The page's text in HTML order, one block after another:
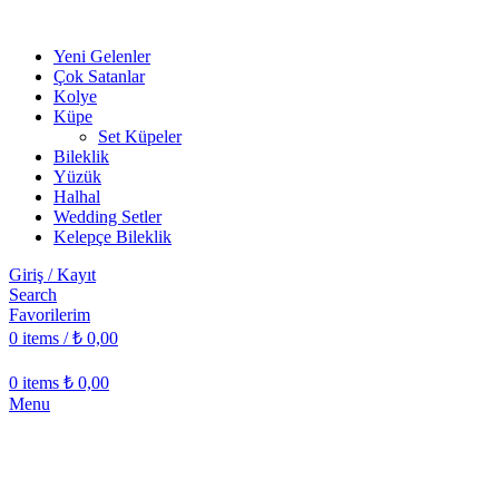
Yeni Gelenler
Çok Satanlar
Kolye
Küpe
Set Küpeler
Bileklik
Yüzük
Halhal
Wedding Setler
Kelepçe Bileklik
Giriş / Kayıt
Search
Favorilerim
0 items / ₺ 0,00
0 items ₺ 0,00
Menu